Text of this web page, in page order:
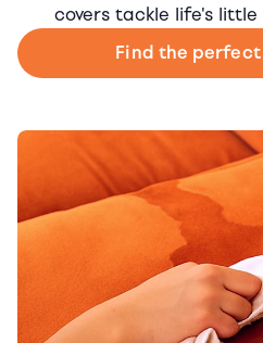
covers tackle life's little
Find the